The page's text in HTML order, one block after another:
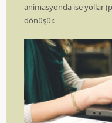
animasyonda ise yollar
dönüşür.